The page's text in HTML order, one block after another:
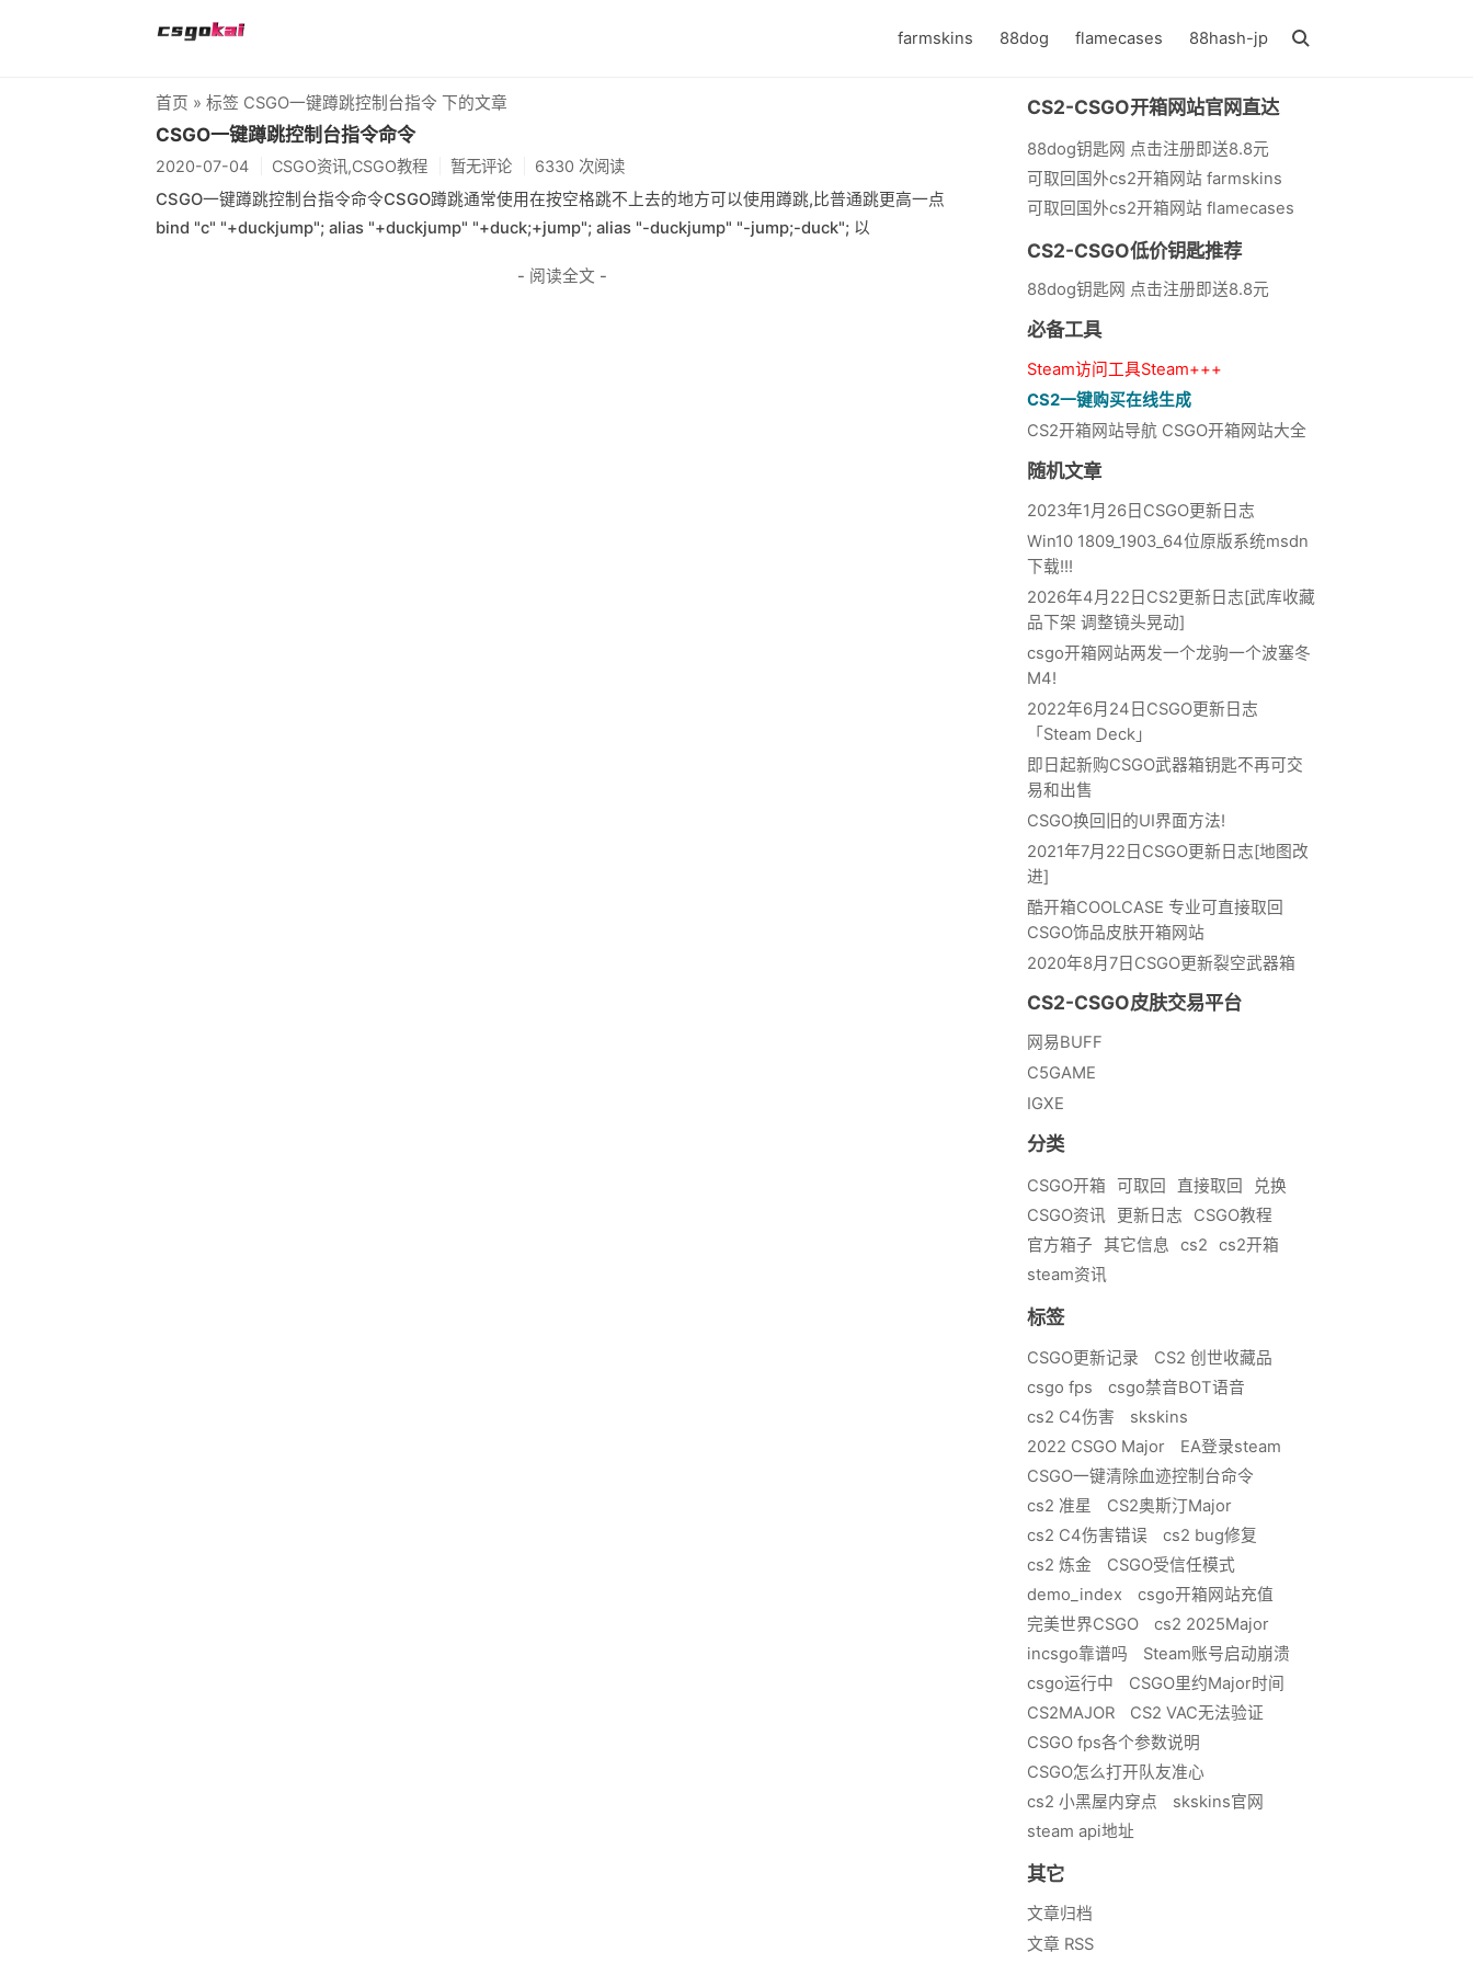
farmskins 88dog flamecases 88hash-jp
首页 » 标签 CSGO一键蹲跳控制台指令 下的文章
CSGO一键蹲跳控制台指令命令
2020-07-04 CSGO资讯,CSGO教程 暂无评论 6330 次阅读
CSGO一键蹲跳控制台指令命令CSGO蹲跳通常使用在按空格跳不上去的地方可以使用蹲跳,比普通跳更高一点
bind "c" "+duckjump"; alias "+duckjump" "+duck;+jump"; alias "-duckjump" "-jump;-duck"; 以
- 阅读全文 -
CS2-CSGO开箱网站官网直达
88dog钥匙网 点击注册即送8.8元
可取回国外cs2开箱网站 farmskins
可取回国外cs2开箱网站 flamecases
CS2-CSGO低价钥匙推荐
88dog钥匙网 点击注册即送8.8元
必备工具
Steam访问工具Steam+++
CS2一键购买在线生成
CS2开箱网站导航 CSGO开箱网站大全
随机文章
2023年1月26日CSGO更新日志
Win10 1809_1903_64位原版系统msdn
下载!!!
2026年4月22日CS2更新日志[武库收藏
品下架 调整镜头晃动]
csgo开箱网站两发一个龙驹一个波塞冬
M4!
2022年6月24日CSGO更新日志
「Steam Deck」
即日起新购CSGO武器箱钥匙不再可交
易和出售
CSGO换回旧的UI界面方法!
2021年7月22日CSGO更新日志[地图改
进]
酷开箱COOLCASE 专业可直接取回
CSGO饰品皮肤开箱网站
2020年8月7日CSGO更新裂空武器箱
CS2-CSGO皮肤交易平台
网易BUFF
C5GAME
IGXE
分类
CSGO开箱 可取回 直接取回
兑换
CSGO资讯
更新日志
CSGO教程
官方箱子
其它信息 cs2
cs2开箱
steam资讯
标签
CSGO更新记录
CS2 创世收藏品
csgo fps
csgo禁音BOT语音
cs2 C4伤害
skskins
2022 CSGO Major
EA登录steam
CSGO一键清除血迹控制台命令
cs2 准星
CS2奥斯汀Major
cs2 C4伤害错误
cs2 bug修复
cs2 炼金
CSGO受信任模式
demo_index
csgo开箱网站充值
完美世界CSGO
cs2 2025Major
incsgo靠谱吗
Steam账号启动崩溃
csgo运行中
CSGO里约Major时间
CS2MAJOR
CS2 VAC无法验证
CSGO fps各个参数说明
CSGO怎么打开队友准心
cs2 小黑屋内穿点
skskins官网
steam api地址
其它
文章归档
文章 RSS